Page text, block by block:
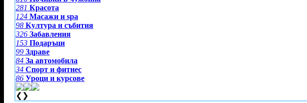
281 Красота
124 Масажи и spa
98 Култура и събития
326 Забавления
153 Подаръци
99 Здраве
84 За автомобила
34 Спорт и фитнес
86 Уроци и курсове
❮ ❯